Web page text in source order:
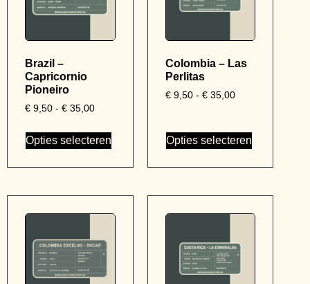
Brazil –
Capricornio
Pioneiro
€ 9,50 - € 35,00
Opties selecteren
Colombia – Las
Perlitas
€9,50 - €35,00
Opties selecteren